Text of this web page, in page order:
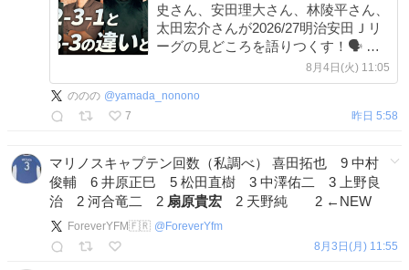
史さん、安田理大さん、林陵平さん、
太田宏介さんが2026/27明治安田Ｊリ
ーグの見どころを語りつくす！🗣️ 視
youtu.be/o6AZcnJs7_Y #Ｊリーグ新開
幕 #ここから世界だ
8月4日(火) 11:05
ののの @yamada_nonono
7
昨日 5:58
マリノスキャプテン回数（私調べ） 喜田拓也 9 中村
俊輔 6 井原正巳 5 松田直樹 3 中澤佑二 3 上野良
治 2 河合竜二 2 扇原貴宏 2 天野純 2 ←NEW
ForeverYFM🇫🇷 @ ForeverYfm
8月3日(月) 11:55